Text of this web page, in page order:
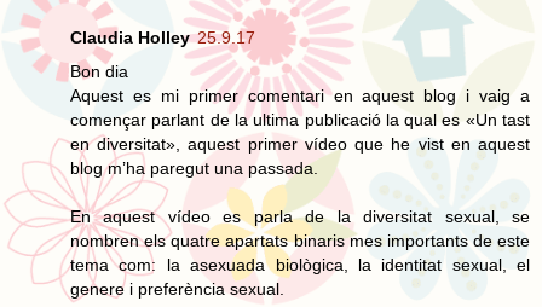
Claudia Holley 25.9.17
Bon dia
Aquest es mi primer comentari en aquest blog i vaig a
començar parlant de la ultima publicació la qual es «Un tast
en diversitat», aquest primer vídeo que he vist en aquest
blog m’ha paregut una passada.
En aquest vídeo es parla de la diversitat sexual, se
nombren els quatre apartats binaris mes importants de este
tema com: la asexuada biològica, la identitat sexual, el
genere i preferència sexual.